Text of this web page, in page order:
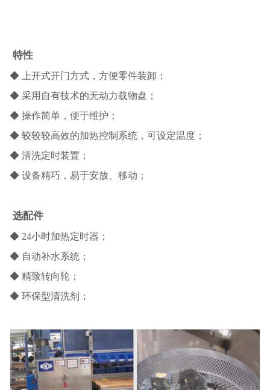
特性
◆ 上开式开门方式，方便零件装卸；
◆ 采用自有技术的无动力载物盘；
◆ 操作简单，便于维护；
◆ 较较较高效的加热控制系统，可设定温度；
◆ 清洗定时装置；
◆ 设备精巧，易于安放、移动；
选配件
◆ 24小时加热定时器；
◆ 自动补水系统；
◆ 精致转向轮；
◆ 环保型清洗剂；